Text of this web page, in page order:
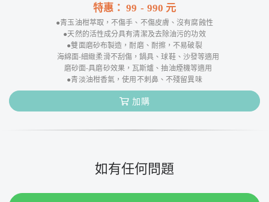
特惠：99 - 990 元
●青玉油柑萃取，不傷手、不傷皮膚、沒有腐蝕性
●天然的活性成分具有清潔及去除油污的功效
●雙面磨砂布製造，耐磨、耐擦，不易破裂
海綿面-細緻柔滑不刮傷，鍋具、球鞋、沙發等適用
磨砂面-具磨砂效果，瓦斯爐、抽油煙機等適用
●青淡油柑香氣，使用不刺鼻、不殘留異味
加購
如有任何問題